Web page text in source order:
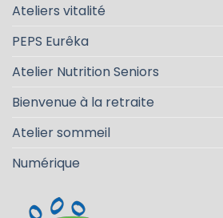
Ateliers vitalité
PEPS Eurêka
Atelier Nutrition Seniors
Bienvenue à la retraite
Atelier sommeil
Numérique